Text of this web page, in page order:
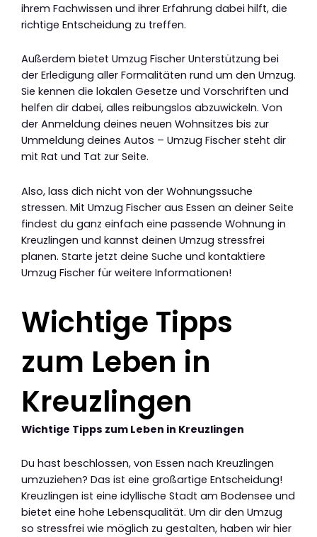
ihrem Fachwissen und ihrer Erfahrung dabei hilft, die
richtige Entscheidung zu treffen.
Außerdem bietet Umzug Fischer Unterstützung bei
der Erledigung aller Formalitäten rund um den Umzug.
Sie kennen die lokalen Gesetze und Vorschriften und
helfen dir dabei, alles reibungslos abzuwickeln. Von
der Anmeldung deines neuen Wohnsitzes bis zur
Ummeldung deines Autos – Umzug Fischer steht dir
mit Rat und Tat zur Seite.
Also, lass dich nicht von der Wohnungssuche
stressen. Mit Umzug Fischer aus Essen an deiner Seite
findest du ganz einfach eine passende Wohnung in
Kreuzlingen und kannst deinen Umzug stressfrei
planen. Starte jetzt deine Suche und kontaktiere
Umzug Fischer für weitere Informationen!
Wichtige Tipps
zum Leben in
Kreuzlingen
Wichtige Tipps zum Leben in Kreuzlingen
Du hast beschlossen, von Essen nach Kreuzlingen
umzuziehen? Das ist eine großartige Entscheidung!
Kreuzlingen ist eine idyllische Stadt am Bodensee und
bietet eine hohe Lebensqualität. Um dir den Umzug
so stressfrei wie möglich zu gestalten, haben wir hier